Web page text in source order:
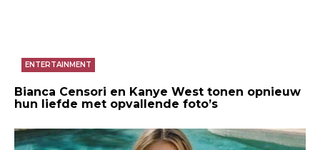
ENTERTAINMENT
Bianca Censori en Kanye West tonen opnieuw
hun liefde met opvallende foto’s